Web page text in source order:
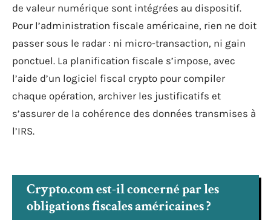
de valeur numérique sont intégrées au dispositif.
Pour l’administration fiscale américaine, rien ne doit
passer sous le radar : ni micro-transaction, ni gain
ponctuel. La planification fiscale s’impose, avec
l’aide d’un logiciel fiscal crypto pour compiler
chaque opération, archiver les justificatifs et
s’assurer de la cohérence des données transmises à
l’IRS.
Crypto.com est-il concerné par les
obligations fiscales américaines ?